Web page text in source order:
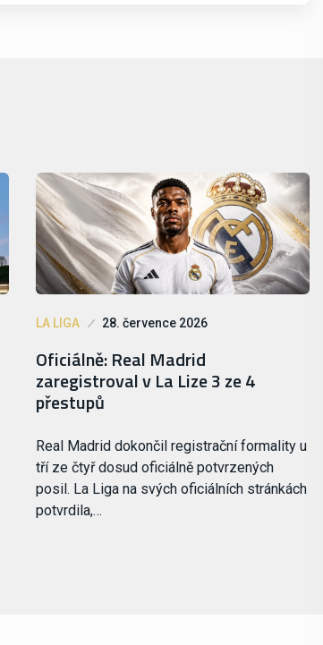
LA LIGA 28. července 2026
Oficiálně: Real Madrid
zaregistroval v La Lize 3 ze 4
přestupů
Real Madrid dokončil registrační formality u
tří ze čtyř dosud oficiálně potvrzených
posil. La Liga na svých oficiálních stránkách
potvrdila,…